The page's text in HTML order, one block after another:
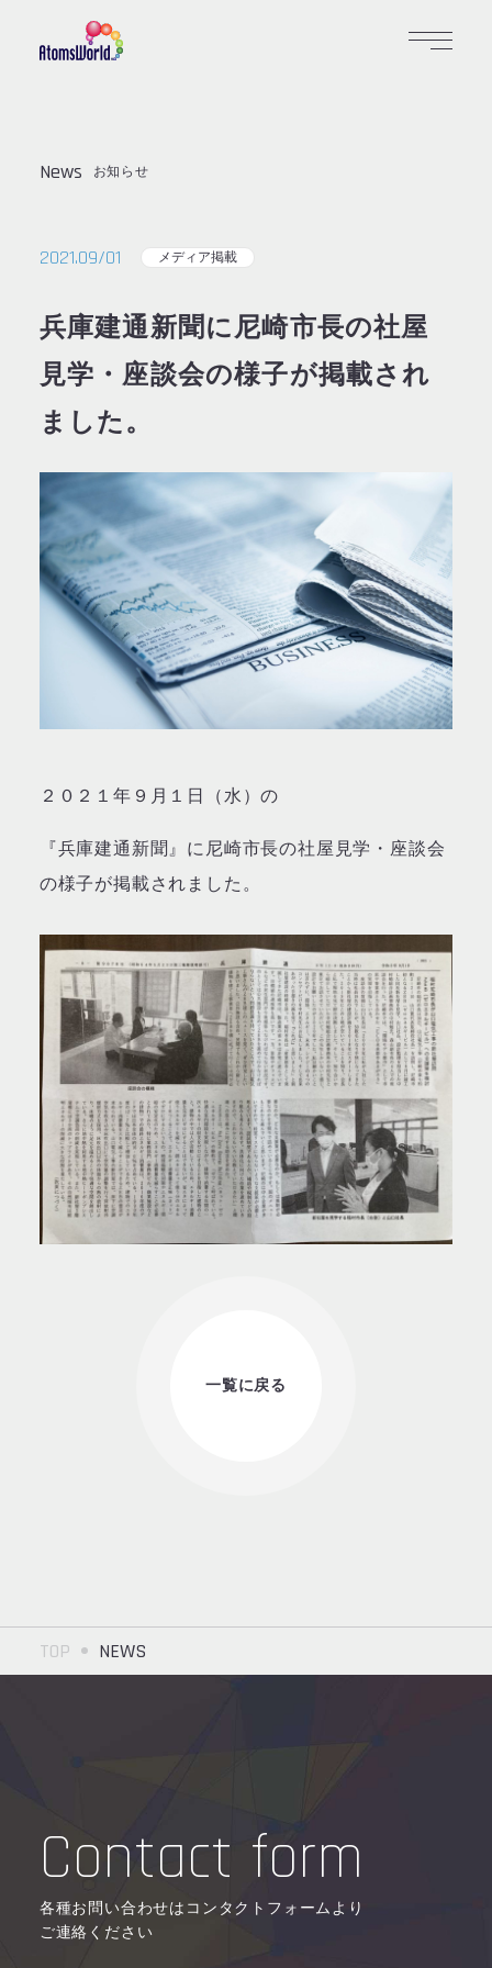
News お知らせ
2021.09/01 メディア掲載
兵庫建通新聞に尼崎市長の社屋
見学・座談会の様子が掲載され
ました。
２０２１年９月１日（水）の
『兵庫建通新聞』に尼崎市長の社屋見学・座談会
の様子が掲載されました。
一覧に戻る
TOP NEWS
Contact form
各種お問い合わせはコンタクトフォームより
ご連絡ください